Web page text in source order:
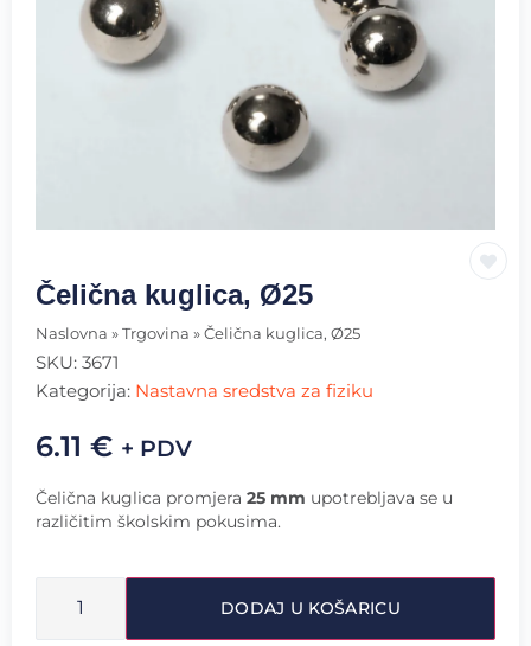
Čelična kuglica, Ø25
Naslovna » Trgovina » Čelična kuglica, Ø25
SKU: 3671
Kategorija: Nastavna sredstva za fiziku
6.11 € + PDV
Čelična kuglica promjera 25 mm upotrebljava se u
različitim školskim pokusima.
DODAJ U KOŠARICU